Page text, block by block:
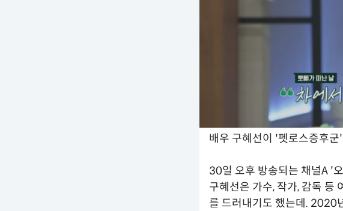
배우 구혜선이 '펫로스증후군
30일 오후 방송되는 채널A '
구혜선은 가수, 작가, 감독 등
를 드러내기도 했는데. 2020